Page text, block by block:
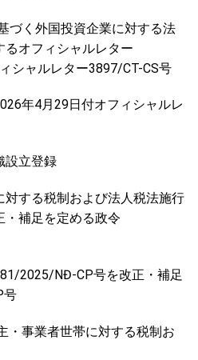
づく外国投資企業に対する法
るオフィシャルレター
シャルレター3897/CT-CS号
年4月29日付オフィシャルレ
設立登録
する税制および法人税法施行
・補足を定める政令
2025/NĐ-CP号を改正・補足
号
・事業者世帯に対する税制お